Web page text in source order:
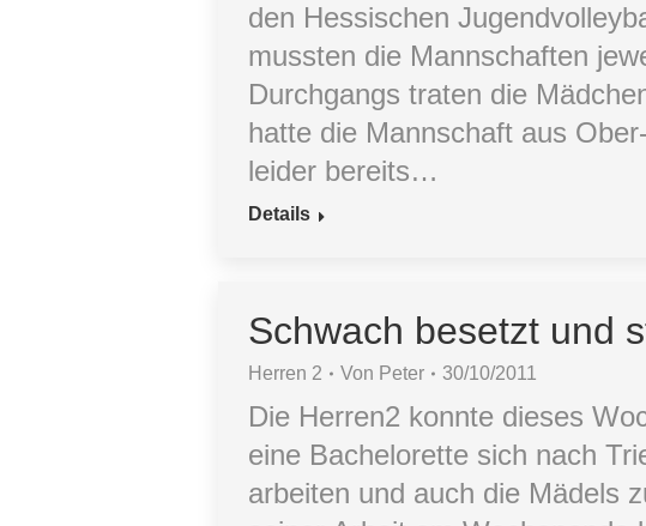
den Hessischen
mussten die Mannschaften
Durchgangs traten die
hatte die Mannschaft aus
leider bereits…
Details
Schwach besetzt und
Herren 2 Von Peter 30/10/2011
Die Herren2 konnte dieses
eine Bachelorette sich nach
arbeiten und auch die Mädels